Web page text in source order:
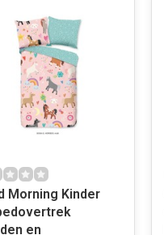
Kinder
en